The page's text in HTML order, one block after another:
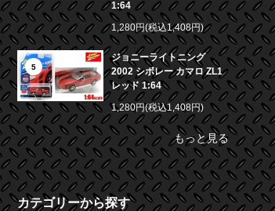
1:64
1,280円(税込1,408円)
5
ジョニーライトニング
2002 シボレー カマロ ZL1
レッド 1:64
1,280円(税込1,408円)
もっと見る
カテゴリーから探す